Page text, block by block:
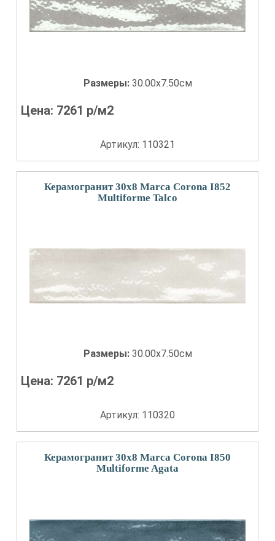
Размеры: 30.00x7.50см
Цена: 7261 р/м2
Артикул: 110321
Керамогранит 30x8 Marca Corona I852
Multiforme Talco
Размеры: 30.00x7.50см
Цена: 7261 р/м2
Артикул: 110320
Керамогранит 30x8 Marca Corona I850
Multiforme Agata